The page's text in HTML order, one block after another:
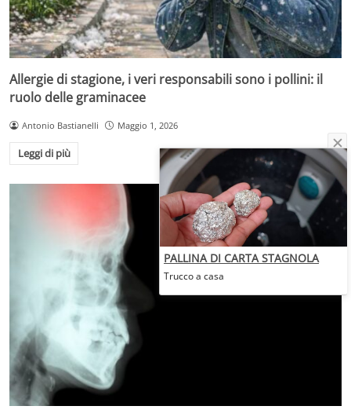
Allergie di stagione, i veri responsabili sono i pollini: il
ruolo delle graminacee
Antonio Bastianelli Maggio 1, 2026
Leggi di più
PALLINA DI CARTA STAGNOLA
Trucco a casa